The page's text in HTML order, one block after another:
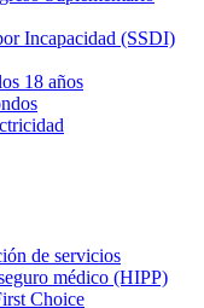
Incapacidad (SSDI)
18 años
de servicios
médico (HIPP)
Choice